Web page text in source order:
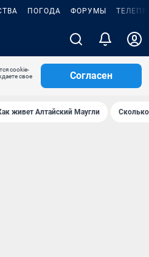
ПОГОДА ФОРУМЫ
cookie-
свое
Согласен
живет Алтайский Маугли